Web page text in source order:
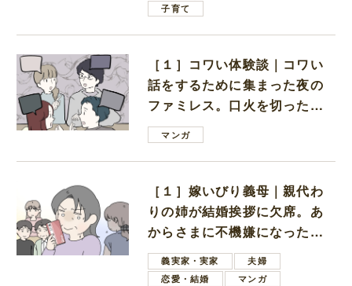
子育て
［１］コワい体験談｜コワい
話をするために集まった夜の
ファミレス。口火を切ったの
は電車好きの男の子ママ
マンガ
［１］嫁いびり義母｜親代わ
りの姉が結婚挨拶に欠席。あ
からさまに不機嫌になった義
母義実家・実家
夫婦
恋愛・結婚
マンガ